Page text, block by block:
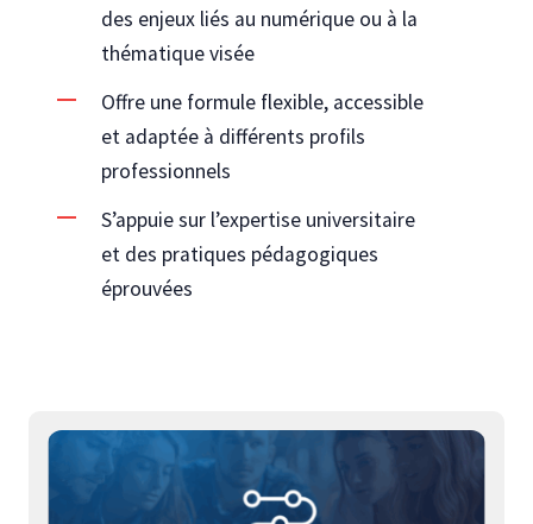
des enjeux liés au numérique ou à la
thématique visée
Offre une formule flexible, accessible
et adaptée à différents profils
professionnels
S’appuie sur l’expertise universitaire
et des pratiques pédagogiques
éprouvées